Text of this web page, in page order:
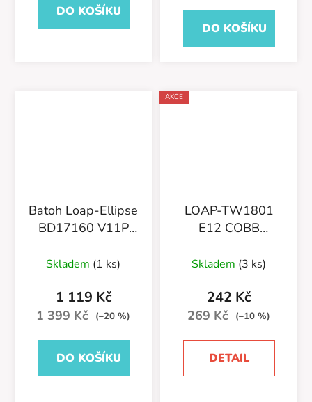
DO KOŠÍKU
DO KOŠÍKU
Batoh Loap-Ellipse
BD17160 V11P
Skladem (1 ks)
1 119 Kč
1 399 Kč (–20 %)
DO KOŠÍKU
AKCE
LOAP-TW1801
E12 COBB
oranžová
Skladem (3 ks)
242 Kč
269 Kč (–10 %)
DETAIL